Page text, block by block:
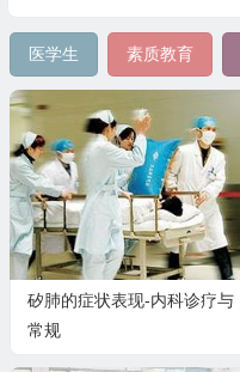
医学生 素质教育
矽肺的症状表现-内科诊疗与
常规